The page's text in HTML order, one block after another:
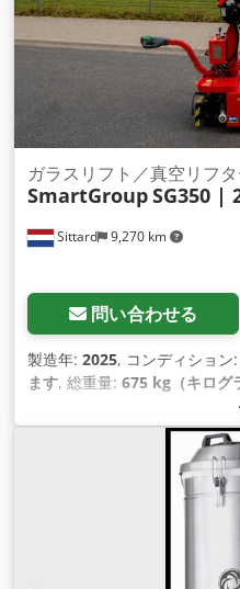
Sittard 9,270 km
ガラスリフト／真空リフ
SmartGroupSG350 |
問い合わせる
製造年: 2025, コンディション:
ます, 総重量: 675 kg（キログ
CEマーキン